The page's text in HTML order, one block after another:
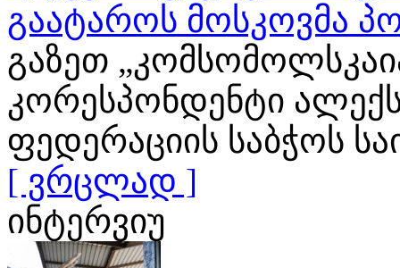
გაატაროს მოსკოვმა
გაზეთ
კორესპონდენტი
ფედერაციის საბჭოს
[ ვრცლად ]
ინტერვიუ